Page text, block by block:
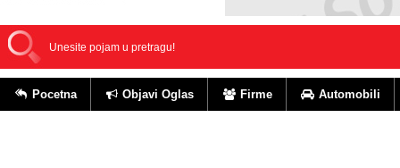
Pocetna Objavi Oglas Firme Automobili